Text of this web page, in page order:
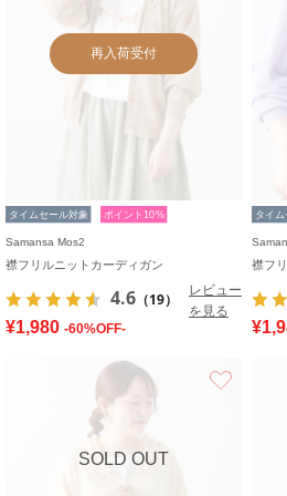
再入荷受付
タイムセール対象 ポイント10%
Samansa Mos2
襟フリルニットカーディガン
4.6 （19）
レビュー
を見る
¥1,980 -60%OFF-
タイム
襟フ
SOLD OUT